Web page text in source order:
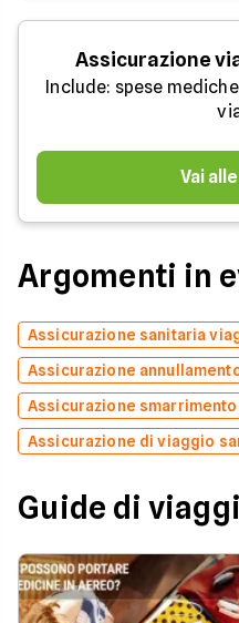
Assicurazione
Include: spese
Vai alle
Argomenti in
Assicurazione sanitaria
Assicurazione
Assicurazione
Assicurazione di viaggio
Guide di